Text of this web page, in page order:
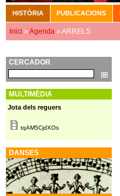
Menú principal
HISTÒRIA PUBLICACIONS
Esteu aquí
Inici » Agenda » ARRELS
CERCADOR
Cerca
MULTIMÈDIA
Jota dels reguers
tqAM5CjdXOs
DANSES